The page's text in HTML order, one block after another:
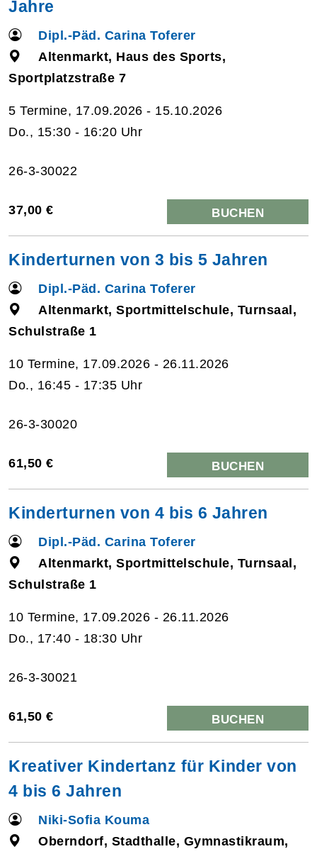
Jahre
Dipl.-Päd. Carina Toferer
Altenmarkt, Haus des Sports,
Sportplatzstraße 7
5 Termine, 17.09.2026 - 15.10.2026
Do., 15:30 - 16:20 Uhr
26-3-30022
37,00 € BUCHEN
Kinderturnen von 3 bis 5 Jahren
Dipl.-Päd. Carina Toferer
Altenmarkt, Sportmittelschule, Turnsaal,
Schulstraße 1
10 Termine, 17.09.2026 - 26.11.2026
Do., 16:45 - 17:35 Uhr
26-3-30020
61,50 € BUCHEN
Kinderturnen von 4 bis 6 Jahren
Dipl.-Päd. Carina Toferer
Altenmarkt, Sportmittelschule, Turnsaal,
Schulstraße 1
10 Termine, 17.09.2026 - 26.11.2026
Do., 17:40 - 18:30 Uhr
26-3-30021
61,50 € BUCHEN
Kreativer Kindertanz für Kinder von
4 bis 6 Jahren
Niki-Sofia Kouma
Oberndorf, Stadthalle, Gymnastikraum,